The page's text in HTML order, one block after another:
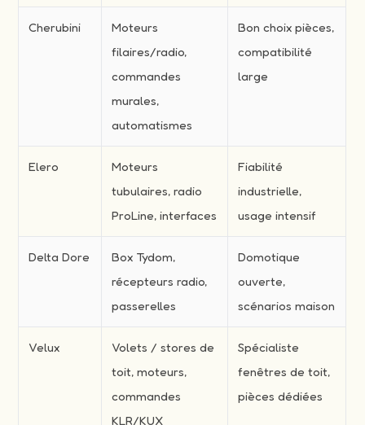
Cherubini
Moteurs
filaires/radio,
commandes
murales,
automatismes
Bon choix pièces,
compatibilité
large
Elero
Moteurs
tubulaires, radio
ProLine, interfaces
Fiabilité
industrielle,
usage intensif
Delta Dore
Box Tydom,
récepteurs radio,
passerelles
Domotique
ouverte,
scénarios maison
Velux
Volets / stores de
toit, moteurs,
commandes
KLR/KUX
Spécialiste
fenêtres de toit,
pièces dédiées